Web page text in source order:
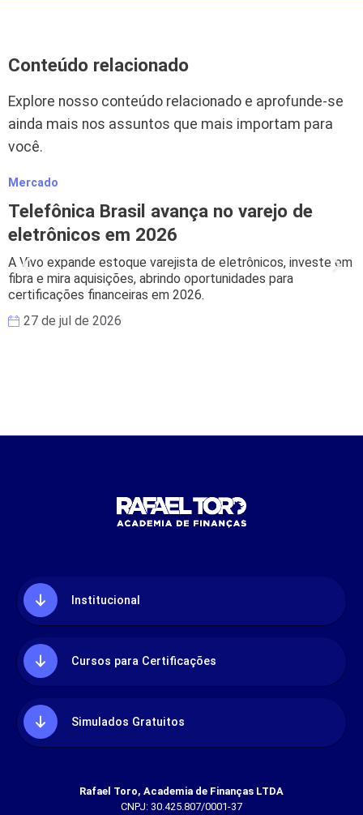
Conteúdo relacionado
Explore nosso conteúdo relacionado e aprofunde-se
ainda mais nos assuntos que mais importam para
você.
Mercado
Telefônica Brasil avança no varejo de
eletrônicos em 2026
A Vivo expande estoque varejista de eletrônicos, investe em
fibra e mira aquisições, abrindo oportunidades para
certificações financeiras em 2026.
27 de jul de 2026
Institucional
Cursos para Certificações
Simulados Gratuitos
Rafael Toro, Academia de Finanças LTDA
CNPJ: 30.425.807/0001-37